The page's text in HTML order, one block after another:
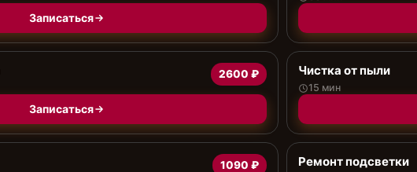
Записаться
2600 ₽
Записаться
Чистка от пыли
15 мин
1090 ₽ Ремонт подсветки